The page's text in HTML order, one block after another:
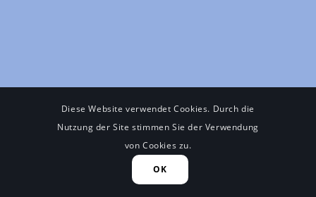
Diese Website verwendet Cookies. Durch die
Nutzung der Site stimmen Sie der Verwendung
von Cookies zu.
OK